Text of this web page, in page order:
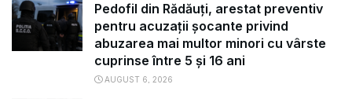
Pedofil din Rădăuți, arestat preventiv
pentru acuzații șocante privind
abuzarea mai multor minori cu vârste
cuprinse între 5 și 16 ani
AUGUST 6, 2026